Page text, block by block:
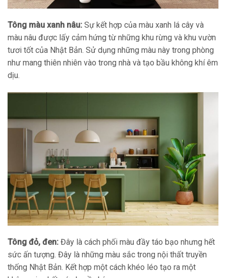
Tông màu xanh nâu: Sự kết hợp của màu xanh lá cây và
màu nâu được lấy cảm hứng từ những khu rừng và khu vườn
tươi tốt của Nhật Bản. Sử dụng những màu này trong phòng
như mang thiên nhiên vào trong nhà và tạo bầu không khí êm
dịu.
Tông đỏ, đen: Đây là cách phối màu đầy táo bạo nhưng hết
sức ấn tượng. Đây là những màu sắc trong nội thất truyền
thống Nhật Bản. Kết hợp một cách khéo léo tạo ra một